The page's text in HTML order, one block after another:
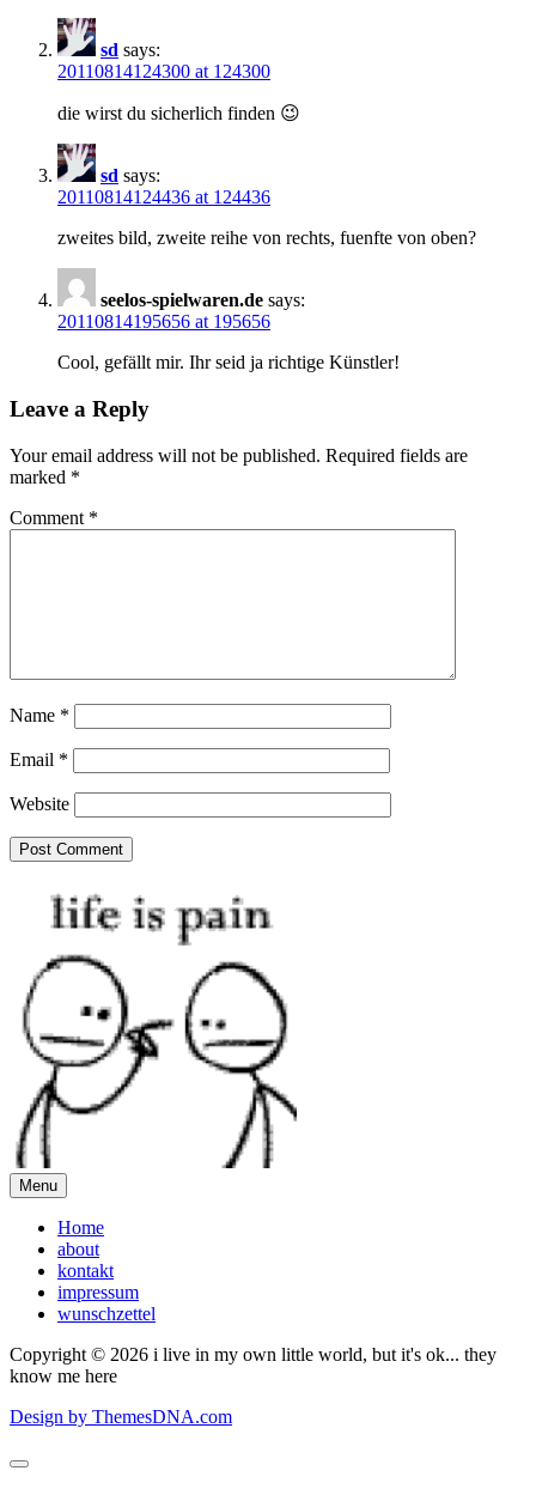
sd says:
20110814124300 at 124300
die wirst du sicherlich finden 😉
sd says:
20110814124436 at 124436
zweites bild, zweite reihe von rechts, fuenfte von oben?
seelos-spielwaren.de says:
20110814195656 at 195656
Cool, gefällt mir. Ihr seid ja richtige Künstler!
Leave a Reply
Your email address will not be published. Required fields are
marked *
Comment *
Name *
Email *
Website
Menu
Home
about
kontakt
impressum
wunschzettel
Copyright © 2026 i live in my own little world, but it's ok... they
know me here
Design by ThemesDNA.com
Scroll